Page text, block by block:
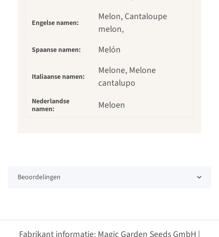
Engelse namen:
Melon, Cantaloupe
melon,
Spaanse namen: Melón
Italiaanse namen:
Melone, Melone
cantalupo
Nederlandse
namen:
Meloen
Beoordelingen
Fabrikant informatie: Magic Garden Seeds GmbH |